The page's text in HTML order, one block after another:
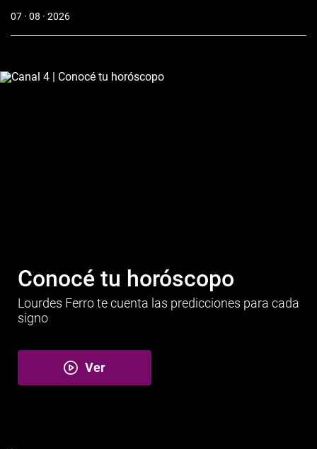
07 · 08 · 2026
Conocé tu horóscopo
Lourdes Ferro te cuenta las predicciones para cada
signo
Ver